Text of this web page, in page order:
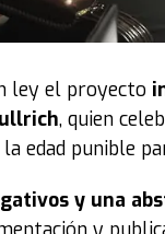
ley el proyecto
, quien
edad punible
y una